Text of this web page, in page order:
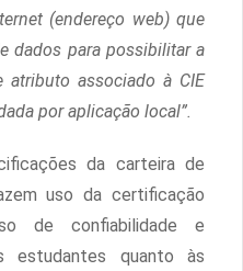
(endereço web) que
dados para possibilitar a
associado à CIE
por aplicação local”.
da carteira de
uso da certificação
de confiabilidade e
estudantes quanto às